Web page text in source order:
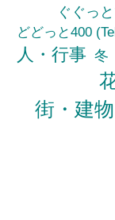
ぐぐっ
どどっと400
人・行事 冬
街・建